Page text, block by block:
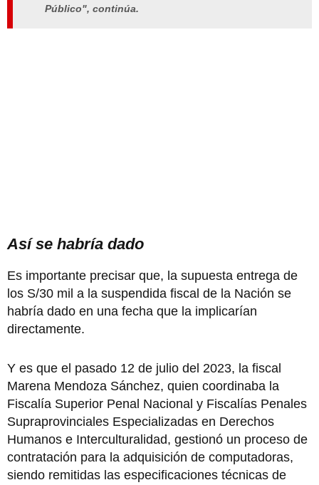
Público", continúa.
Así se habría dado
Es importante precisar que, la supuesta entrega de
los S/30 mil a la suspendida fiscal de la Nación se
habría dado en una fecha que la implicarían
directamente.
Y es que el pasado 12 de julio del 2023, la fiscal
Marena Mendoza Sánchez, quien coordinaba la
Fiscalía Superior Penal Nacional y Fiscalías Penales
Supraprovinciales Especializadas en Derechos
Humanos e Interculturalidad, gestionó un proceso de
contratación para la adquisición de computadoras,
siendo remitidas las especificaciones técnicas de